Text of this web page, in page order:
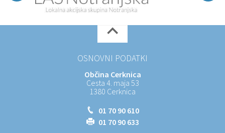
OSNOVNI PODATKI
Občina Cerknica
Cesta 4. maja 53
1380 Cerknica
01 70 90 610
01 70 90 633